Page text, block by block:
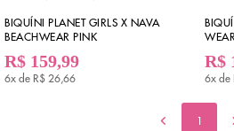
BIQUÍNI PLANET GIRLS X NAVA
BEACHWEAR PINK
R$ 159,99
6x de R$ 26,66
R$
6x de
1